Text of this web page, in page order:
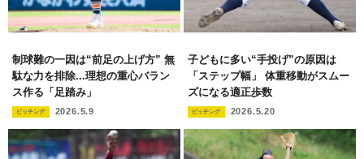
制球難の一因は“前足の上げ方” 無
駄な力を排除...理想の重心バラン
ス作る「足踏み」
ピッチング 2026.5.9
子どもに多い“手投げ”の原因は
「ステップ幅」 体重移動がスムー
ズになる適正歩数
ピッチング 2026.5.20